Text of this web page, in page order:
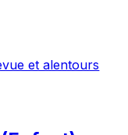
et alentours